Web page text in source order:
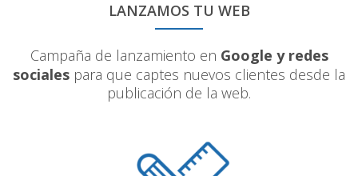
LANZAMOS TU WEB
Campaña de lanzamiento en Google y redes
sociales para que captes nuevos clientes desde la
publicación de la web.